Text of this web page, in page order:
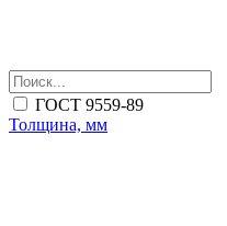
ГОСТ 9559-89
Толщина, мм